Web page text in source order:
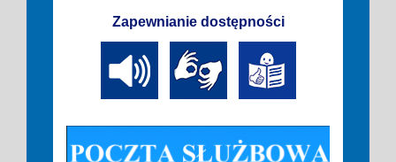
Zapewnianie dostępności